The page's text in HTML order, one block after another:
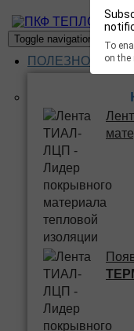
To
on the
Toggle navigation
ПОЛЕЗНОЕ